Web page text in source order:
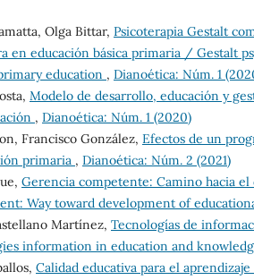
Olga Bittar, Psicoterapia Gestalt
en educación básica primaria / Gestalt
education , Dianoética: Núm. 1
Modelo de desarrollo, educación y
, Dianoética: Núm. 1 (2020)
Francisco González, Efectos de un
primaria , Dianoética: Núm. 2 (2021)
Gerencia competente: Camino hacia
Way toward development of
Martínez, Tecnologías de
information in education and
Calidad educativa para el